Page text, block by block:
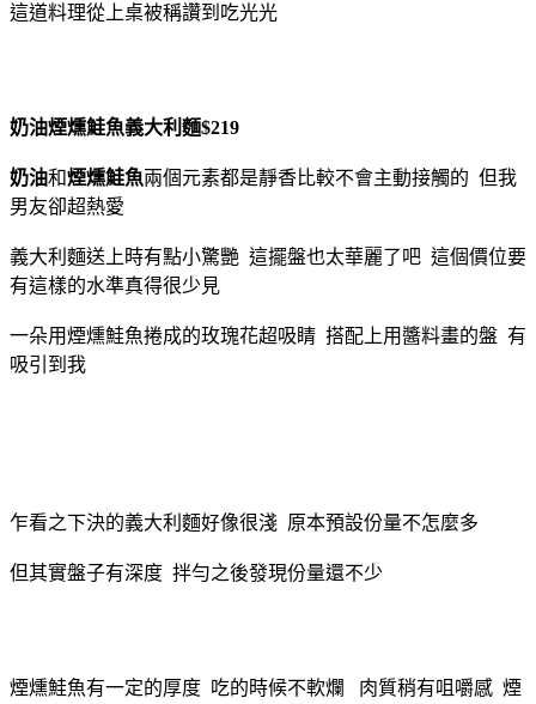
這道料理從上桌被稱讚到吃光光
奶油煙燻鮭魚義大利麵$219
奶油和煙燻鮭魚兩個元素都是靜香比較不會主動接觸的 但我
男友卻超熱愛
義大利麵送上時有點小驚艷 這擺盤也太華麗了吧 這個價位要
有這樣的水準真得很少見
一朵用煙燻鮭魚捲成的玫瑰花超吸睛 搭配上用醬料畫的盤 有
吸引到我
乍看之下決的義大利麵好像很淺 原本預設份量不怎麼多
但其實盤子有深度 拌勻之後發現份量還不少
煙燻鮭魚有一定的厚度 吃的時候不軟爛 肉質稍有咀嚼感 煙